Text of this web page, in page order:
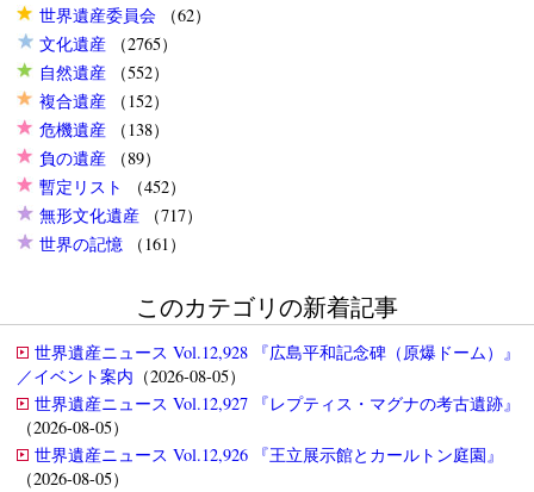
世界遺産委員会（62）
文化遺産（2765）
自然遺産（552）
複合遺産（152）
危機遺産（138）
負の遺産（89）
暫定リスト
（452）
無形文化遺産（717）
世界の記憶（161）
このカテゴリの新着記事
世界遺産ニュース Vol.12,928 『広島平和記念碑（原爆ドーム）』
／イベント案内 （2026-08-05）
世界遺産ニュース Vol.12,927 『レプティス・マグナの考古遺跡』
（2026-08-05）
世界遺産ニュース Vol.12,926 『王立展示館とカールトン庭園』
（2026-08-05）